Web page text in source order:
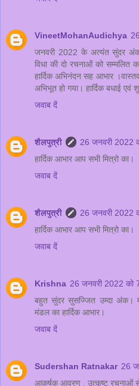
VineetMohanAudichya
जनवरी 2022 के अत्यंत सुंदर अंक
विधा की दो रचनाओं को सम्मलित
हार्दिक अभिनंदन सह आभार
अभिभूत हो गया। हार्दिक बधाई एवं
जवाब दें
शैलपुत्री
26 जनवरी 2022
हार्दिक आभार आप सभी मित्रो का।
जवाब दें
शैलपुत्री
26 जनवरी 2022
हार्दिक आभार आप सभी मित्रो का।
जवाब दें
Krishna 26 जनवरी 2022 को
बहुत सुंदर सुसज्जित उम्दा अंक।
मंडल का हार्दिक आभार।
जवाब दें
Sudershan Ratnakar 26
आकर्षक आवरण , उत्कृष्ट रचनाओं